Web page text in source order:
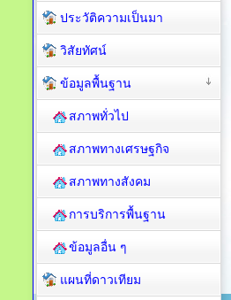
ประวัติความเป็นมา
วิสัยทัศน์
ข้อมูลพื้นฐาน
สภาพทั่วไป
สภาพทางเศรษฐกิจ
สภาพทางสังคม
การบริการพื้นฐาน
ข้อมูลอื่น ๆ
แผนที่ดาวเทียม